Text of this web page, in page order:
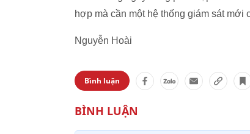
hợp mà cần một hệ thống giám sát mới
Nguyễn Hoài
Bình luận